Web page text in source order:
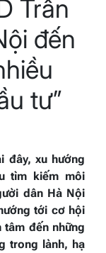
Trần
đến
tư”
đây, xu hướng
tìm kiếm môi
dân Hà Nội
tới cơ hội
đến những
trong lành, hạ